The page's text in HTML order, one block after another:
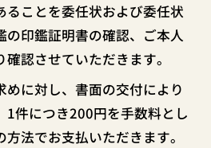
ることを委任状および委任状
の印鑑証明書の確認、ご本人
認させていただきます。
めに対し、書面の交付により
1件につき200円を手数料とし
法でお支払いただきます。